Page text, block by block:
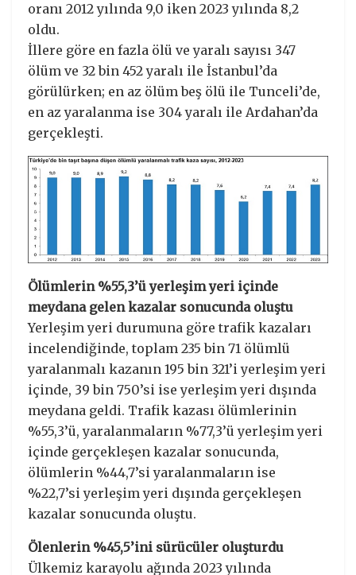
oranı 2012 yılında 9,0 iken 2023 yılında 8,2
oldu.
İllere göre en fazla ölü ve yaralı sayısı 347
ölüm ve 32 bin 452 yaralı ile İstanbul’da
görülürken; en az ölüm beş ölü ile Tunceli’de,
en az yaralanma ise 304 yaralı ile Ardahan’da
gerçekleşti.
Ölümlerin %55,3’ü yerleşim yeri içinde
meydana gelen kazalar sonucunda oluştu
Yerleşim yeri durumuna göre trafik kazaları
incelendiğinde, toplam 235 bin 71 ölümlü
yaralanmalı kazanın 195 bin 321’i yerleşim yeri
içinde, 39 bin 750’si ise yerleşim yeri dışında
meydana geldi. Trafik kazası ölümlerinin
%55,3’ü, yaralanmaların %77,3’ü yerleşim yeri
içinde gerçekleşen kazalar sonucunda,
ölümlerin %44,7’si yaralanmaların ise
%22,7’si yerleşim yeri dışında gerçekleşen
kazalar sonucunda oluştu.
Ölenlerin %45,5’ini sürücüler oluşturdu
Ülkemiz karayolu ağında 2023 yılında